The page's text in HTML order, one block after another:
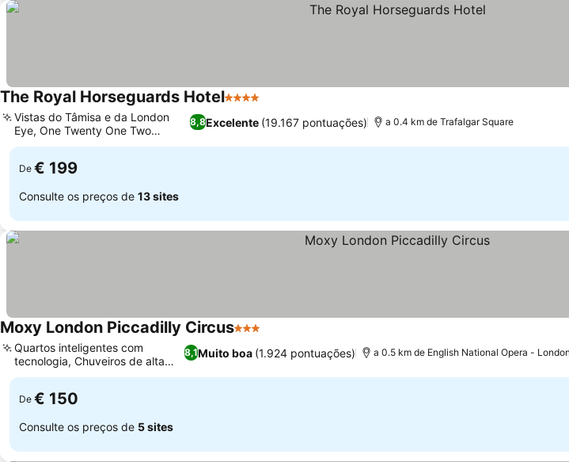
The Royal Horseguards Hotel4 Estrelas
8,8Excelente (19.167 pontuações)
Vistas do Tâmisa e da London
Eye, One Twenty One Two
premiado
a 0.4 km de Trafalgar Square
De € 199
Consulte os preços de 13 sites
Moxy London Piccadilly Circus3 Estrelas
8,1Muito boa (1.924 pontuações)
Quartos inteligentes com
tecnologia, Chuveiros de alta
pressão
a 0.5 km de English National Opera -
De € 150
Consulte os preços de 5 sites